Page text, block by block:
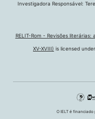
Investigadora Responsável:
RELIT-Rom - Revisões
XV-XVIII) is licensed under
O IELT é